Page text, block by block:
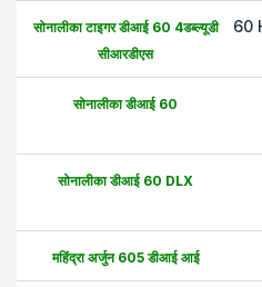
सोनालीका टाइगर डीआई 60 4डब्ल्यूडी
सीआरडीएस
60
सोनालीका डीआई 60
सोनालीका डीआई 60 DLX
महिंद्रा अर्जुन 605 डीआई आई